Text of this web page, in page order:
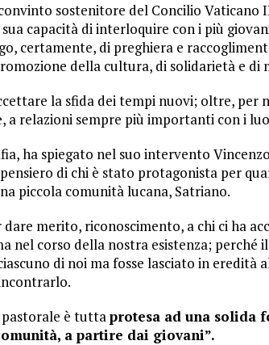
sostenitore del Concilio Vaticano
capacità di interloquire con i più
certamente, di preghiera e
della cultura, di solidarietà e di
la sfida dei tempi nuovi; oltre, per
a relazioni sempre più importanti con i
ha spiegato nel suo intervento
di chi è stato protagonista per
piccola comunità lucana, Satriano.
dare merito, riconoscimento, a chi ci ha
nel corso della nostra esistenza;
di noi ma fosse lasciato in eredità
pastorale è tuttaprotesa ad una solida
a partire dai giovani”.